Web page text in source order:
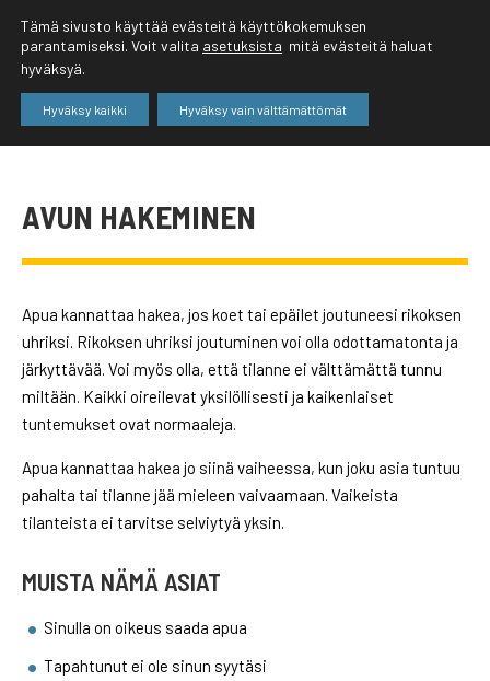
AVUN HAKEMINEN
Apua kannattaa hakea, jos koet tai epäilet joutuneesi rikoksen
uhriksi. Rikoksen uhriksi joutuminen voi olla odottamatonta ja
järkyttävää. Voi myös olla, että tilanne ei välttämättä tunnu
miltään. Kaikki oireilevat yksilöllisesti ja kaikenlaiset
tuntemukset ovat normaaleja.
Apua kannattaa hakea jo siinä vaiheessa, kun joku asia tuntuu
pahalta tai tilanne jää mieleen vaivaamaan. Vaikeista
tilanteista ei tarvitse selviytyä yksin.
MUISTA NÄMÄ ASIAT
Sinulla on oikeus saada apua
Tapahtunut ei ole sinun syytäsi
Tämä sivusto käyttää evästeitä käyttökokemuksen
parantamiseksi. Voit valita asetuksista mitä evästeitä haluat
hyväksyä.
Hyväksy kaikki Hyväksy vain välttämättömät